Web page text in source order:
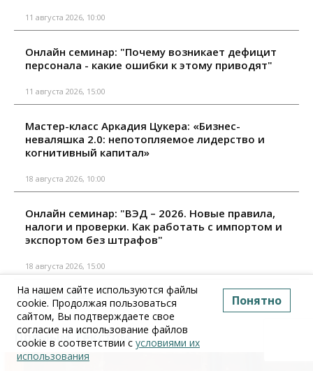
11 августа 2026, 10:00
Онлайн семинар: "Почему возникает дефицит
персонала - какие ошибки к этому приводят"
11 августа 2026, 15:00
Мастер-класс Аркадия Цукера: «Бизнес-
неваляшка 2.0: непотопляемое лидерство и
когнитивный капитал»
18 августа 2026, 10:00
Онлайн семинар: "ВЭД – 2026. Новые правила,
налоги и проверки. Как работать с импортом и
экспортом без штрафов"
18 августа 2026, 15:00
Все мероприятия
Прямым Текстом
На нашем сайте используются файлы
cookie. Продолжая пользоваться
сайтом, Вы подтверждаете свое
согласие на использование файлов
cookie в соответствии с условиями их
использования
Понятно